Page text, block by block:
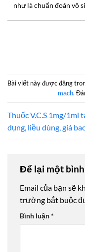
như là chuẩn đoán vô
Bài viết này được đăng
mạch.
Thuốc V.C.S 1mg/1ml
dụng, liều dùng, giá
Để lại một
Email của bạn sẽ
trường bắt buộc
Bình luận*